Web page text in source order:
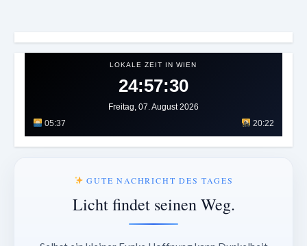
LOKALE ZEIT IN WIEN
24:57:32
Freitag, 07. August 2026
05:37
20:22
GUTE NACHRICHT DES TAGES
Licht findet seinen Weg.